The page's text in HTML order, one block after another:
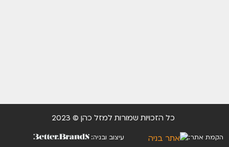
כל הזכויות שמורות למזל כהן © 2023
הקמת אתר: עיצוב ובניה: